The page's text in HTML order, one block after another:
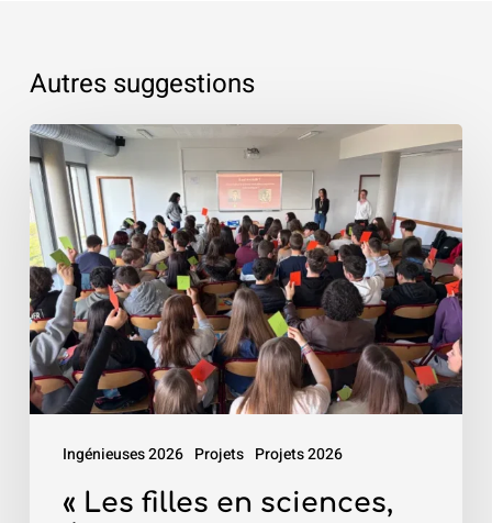
Autres suggestions
Ingénieuses 2026 Projets Projets 2026
«
Les
filles
en
sciences,
évidemment
!
»
–
Saint-
Étienne
« Les filles en sciences,